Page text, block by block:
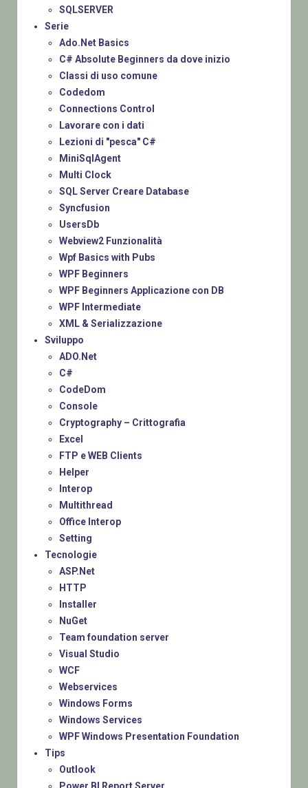
SQLSERVER
Serie
Ado.Net Basics
C# Absolute Beginners da dove inizio
Classi di uso comune
Codedom
Connections Control
Lavorare con i dati
Lezioni di "pesca" C#
MiniSqlAgent
Multi Clock
SQL Server Creare Database
Syncfusion
UsersDb
Webview2 Funzionalità
Wpf Basics with Pubs
WPF Beginners
WPF Beginners Applicazione con DB
WPF Intermediate
XML & Serializzazione
Sviluppo
ADO.Net
C#
CodeDom
Console
Cryptography – Crittografia
Excel
FTP e WEB Clients
Helper
Interop
Multithread
Office Interop
Setting
Tecnologie
ASP.Net
HTTP
Installer
NuGet
Team foundation server
Visual Studio
WCF
Webservices
Windows Forms
Windows Services
WPF Windows Presentation Foundation
Tips
Outlook